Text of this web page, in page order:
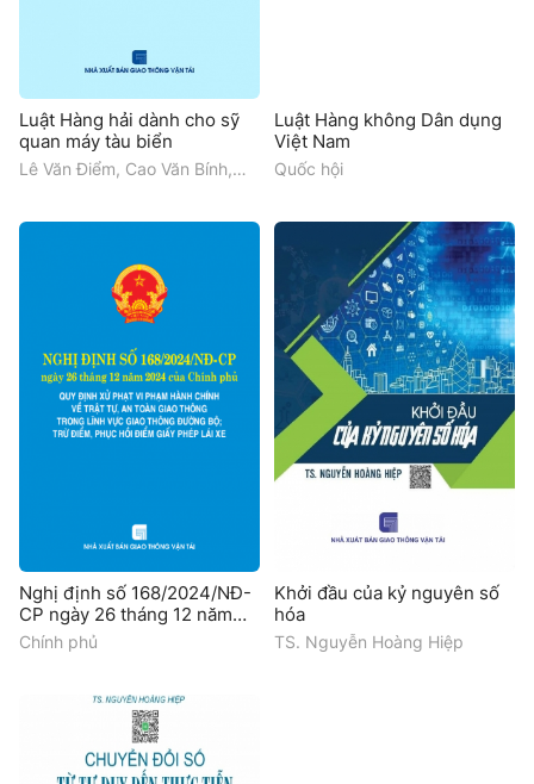
Luật Hàng hải dành cho sỹ
quan máy tàu biển
Lê Văn Điểm, Cao Văn Bính,
Luật Hàng không Dân dụng
Việt Nam
Quốc hội
Nghị định số 168/2024/NĐ-
CP ngày 26 tháng 12 năm
2024 của Chính phủ quy
định xử phạt vi phạm hành
thông trong lĩnh vực giao
thông đường bộ; trừ điểm,
phục hồi điểm giấy phép lái
Chính phủ
Khởi đầu của kỷ nguyên số
hóa
TS. Nguyễn Hoàng Hiệp